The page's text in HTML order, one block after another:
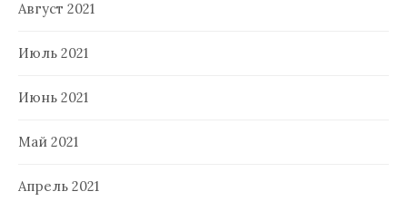
Август 2021
Июль 2021
Июнь 2021
Май 2021
Апрель 2021